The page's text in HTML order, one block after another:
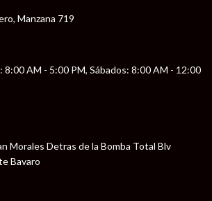
Manzana 719
8:00 AM - 5:00 PM, Sábados: 8:00 AM - 12:00
Morales Detras de la Bomba Total Blv
Bavaro